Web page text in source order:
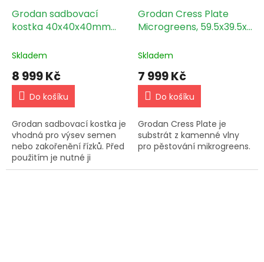
Grodan sadbovací
kostka 40x40x40mm
Skladem
8 999 Kč
Do košíku
Grodan sadbovací kostka je
vhodná pro výsev semen
nebo zakořenění řízků. Před
použitím je nutné ji
namočit ve vlažné vodě s
Grodan Cress Plate
Microgreens, 59.5x39.5x1
Skladem
7 999 Kč
Do košíku
Grodan Cress Plate je
substrát z kamenné vlny
pro pěstování mikrogreens.